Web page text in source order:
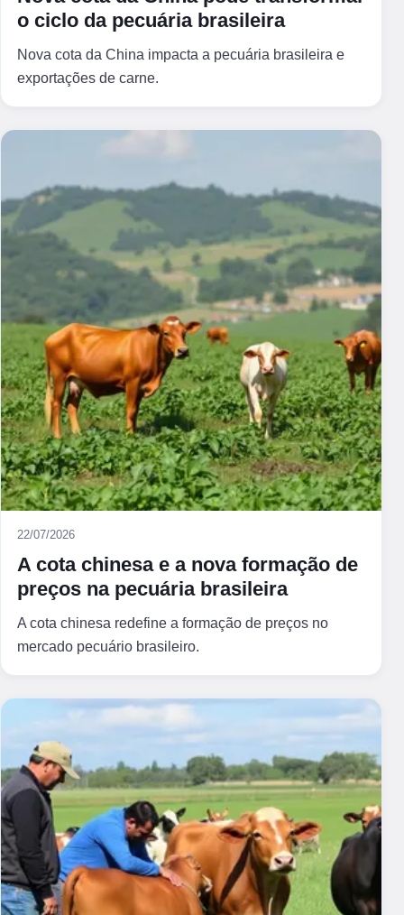
o ciclo da pecuária brasileira
Nova cota da China impacta a pecuária brasileira e
exportações de carne.
22/07/2026
A cota chinesa e a nova formação de
preços na pecuária brasileira
A cota chinesa redefine a formação de preços no
mercado pecuário brasileiro.